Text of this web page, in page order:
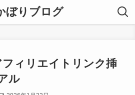
ぼりブログ
フィリエイトリンク挿
ル